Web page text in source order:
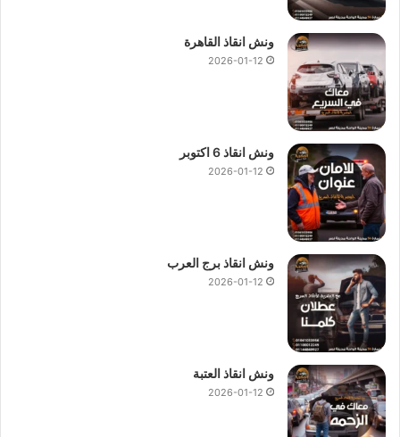
ونش انقاذ القاهرة
2026-01-12
ونش انقاذ 6 اكتوبر
2026-01-12
ونش انقاذ برج العرب
2026-01-12
ونش انقاذ العتبة
2026-01-12